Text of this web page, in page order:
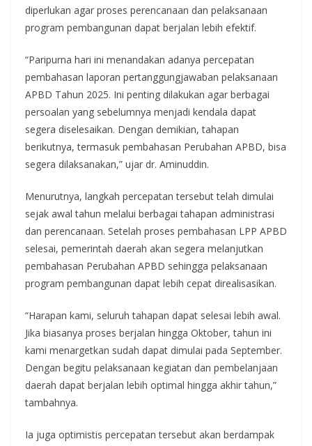
diperlukan agar proses perencanaan dan pelaksanaan
program pembangunan dapat berjalan lebih efektif.
“Paripurna hari ini menandakan adanya percepatan
pembahasan laporan pertanggungjawaban pelaksanaan
APBD Tahun 2025. Ini penting dilakukan agar berbagai
persoalan yang sebelumnya menjadi kendala dapat
segera diselesaikan. Dengan demikian, tahapan
berikutnya, termasuk pembahasan Perubahan APBD, bisa
segera dilaksanakan,” ujar dr. Aminuddin.
Menurutnya, langkah percepatan tersebut telah dimulai
sejak awal tahun melalui berbagai tahapan administrasi
dan perencanaan. Setelah proses pembahasan LPP APBD
selesai, pemerintah daerah akan segera melanjutkan
pembahasan Perubahan APBD sehingga pelaksanaan
program pembangunan dapat lebih cepat direalisasikan.
“Harapan kami, seluruh tahapan dapat selesai lebih awal.
Jika biasanya proses berjalan hingga Oktober, tahun ini
kami menargetkan sudah dapat dimulai pada September.
Dengan begitu pelaksanaan kegiatan dan pembelanjaan
daerah dapat berjalan lebih optimal hingga akhir tahun,”
tambahnya.
Ia juga optimistis percepatan tersebut akan berdampak